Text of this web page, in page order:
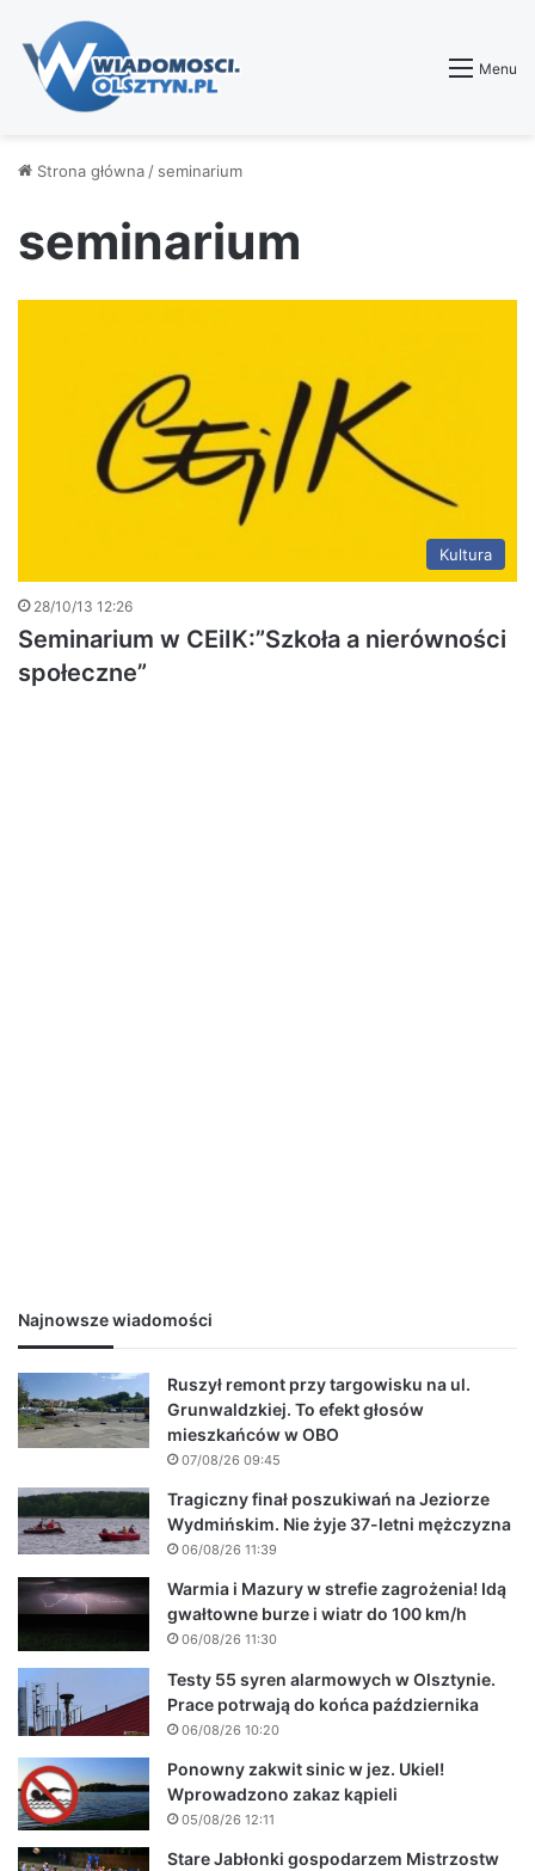
Menu
Strona główna / seminarium
seminarium
Kultura
28/10/13 12:26
Seminarium w CEiIK:”Szkoła a nierówności
społeczne”
Najnowsze wiadomości
Ruszył remont przy targowisku na ul.
Grunwaldzkiej. To efekt głosów
mieszkańców w OBO
07/08/26 09:45
Tragiczny finał poszukiwań na Jeziorze
Wydmińskim. Nie żyje 37-letni mężczyzna
06/08/26 11:39
Warmia i Mazury w strefie zagrożenia! Idą
gwałtowne burze i wiatr do 100 km/h
06/08/26 11:30
Testy 55 syren alarmowych w Olsztynie.
Prace potrwają do końca października
06/08/26 10:20
Ponowny zakwit sinic w jez. Ukiel!
Wprowadzono zakaz kąpieli
05/08/26 12:11
Stare Jabłonki gospodarzem Mistrzostw